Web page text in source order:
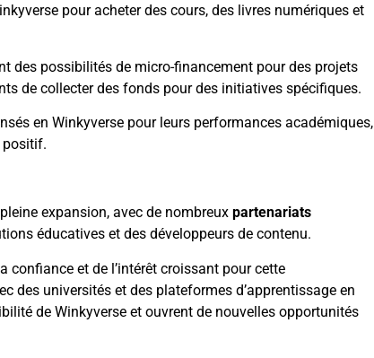
pour acheter des cours, des livres numériques et
des possibilités de micro-financement pour des projets
de collecter des fonds pour des initiatives spécifiques.
en Winkyverse pour leurs performances académiques,
positif.
expansion, avec de nombreux partenariats
éducatives et des développeurs de contenu.
confiance et de l’intérêt croissant pour cette
des universités et des plateformes d’apprentissage en
de Winkyverse et ouvrent de nouvelles opportunités